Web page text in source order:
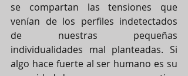
se compartan las tensiones que
venían de los perfiles indetectados
de nuestras pequeñas
individualidades mal planteadas. Si
algo hace fuerte al ser humano es su